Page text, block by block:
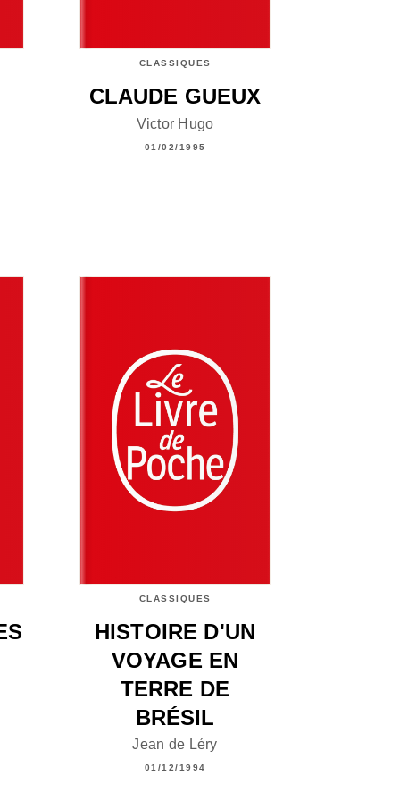
CLASSIQUES
CLAUDE GUEUX
Victor Hugo
01/02/1995
CLASSIQUES
HISTOIRE D'UN
VOYAGE EN
TERRE DE
BRÉSIL
Jean de Léry
01/12/1994